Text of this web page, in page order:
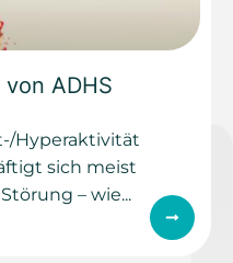
ADHS
Hyperaktivität
sich meist
– wie...